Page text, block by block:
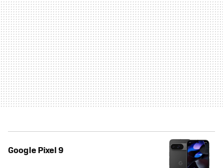
Google Pixel 9